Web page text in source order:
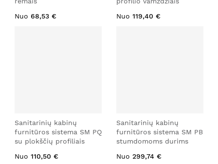
Nuo 68,53 €
Nuo 119,40 €
Sanitarinių kabinų
furnitūros sistema SM PQ
su plokščių profiliais
Nuo 110,50 €
Sanitarinių kabinų
furnitūros sistema SM PB
stumdomoms durims
Nuo 299,74 €